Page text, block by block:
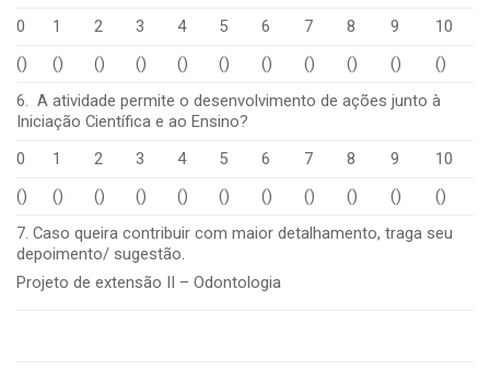
0
1 2 3 4 5 6 7 8 9
10
()
() () () () () () () () ()
()
6. A atividade permite o desenvolvimento de ações junto à
Iniciação Científica e ao Ensino?
0
1 2 3 4 5 6 7 8 9
10
()
() () () () () () () () ()
()
7. Caso queira contribuir com maior detalhamento, traga seu
depoimento/ sugestão.
Projeto de extensão II – Odontologia